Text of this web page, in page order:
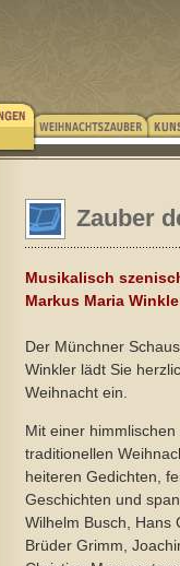
Zauber
Musikalisch
Markus Maria
Der Münchner
Winkler lädt Sie
Weihnacht ein.
Mit einer
traditionellen
heiteren Gedichten,
Geschichten und
Wilhelm Busch, Hans
Brüder Grimm,